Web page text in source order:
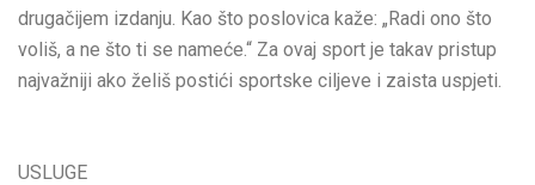
drugačijem izdanju. Kao što poslovica kaže: „Radi ono što
voliš, a ne što ti se nameće.“ Za ovaj sport je takav pristup
najvažniji ako želiš postići sportske ciljeve i zaista uspjeti.
USLUGE